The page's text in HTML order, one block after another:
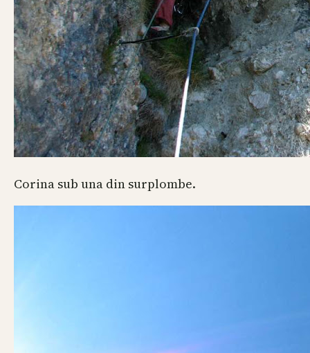
Corina sub una din surplombe.